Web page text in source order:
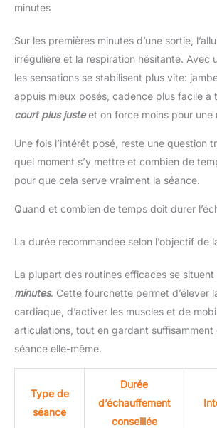
minutes
Sur les premières minutes d’une sortie,
irrégulière et la respiration hésitante. Avec
les sensations se stabilisent plus vite:
appuis mieux posés, cadence plus facile à
court plus justeet on force moins pour une
Une fois l’intérêt posé, reste une question
quel moment s’y mettre et combien de
pour que cela serve vraiment la séance.
Quand et combien de temps doit durer
La durée recommandée selon l’objectif de
La plupart des routines efficaces se situent
minutes. Cette fourchette permet d’élever
cardiaque, d’activer les muscles et de
articulations, tout en gardant suffisamment
séance elle-même.
Type de
séance
Durée
d’échauffement
conseillée